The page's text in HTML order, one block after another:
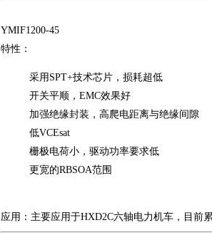
YMIF1200-45
特性：
采用SPT+技术芯片，损耗超低
开关平顺，EMC效果好
加强绝缘封装，高爬电距离与绝缘间隙
低VCEsat
栅极电荷小，驱动功率要求低
更宽的RBSOA范围
应用：主要应用于HXD2C六轴电力机车，目前